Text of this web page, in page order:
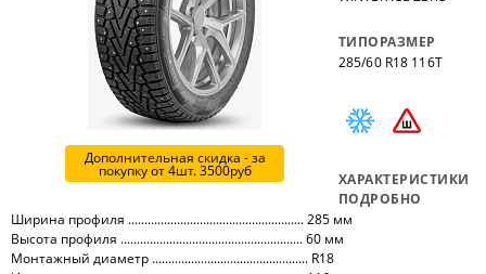
Дополнительная скидка - за
покупку от 4шт. 3500руб
ТИПОРАЗМЕР
285/60 R18 116T
ХАРАКТЕРИСТИКИ
ПОДРОБНО
Ширина профиля ...................................................... 285 мм
Высота профиля ........................................................ 60 мм
Монтажный диаметр ................................................ R18